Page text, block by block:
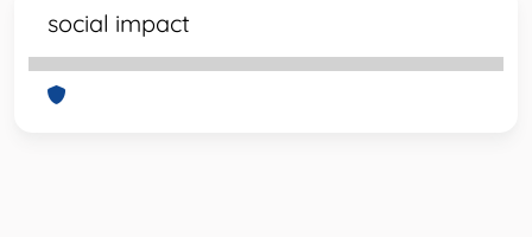
social impact